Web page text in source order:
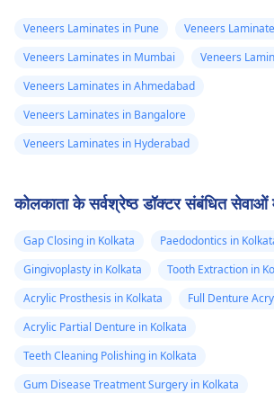
Veneers Laminates in Pune
Veneers
Veneers Laminates in Mumbai
Veneers
Veneers Laminates in Ahmedabad
Veneers Laminates in Bangalore
Veneers Laminates in Hyderabad
कोलकाता के सर्वश्रेष्ठ डॉक्टर संबंधित सेवाओं
Gap Closing in Kolkata
Paedodontics in
Gingivoplasty in Kolkata
Tooth Extraction in
Acrylic Prosthesis in Kolkata
Full Denture
Acrylic Partial Denture in Kolkata
Teeth Cleaning Polishing in Kolkata
Gum Disease Treatment Surgery in Kolkata